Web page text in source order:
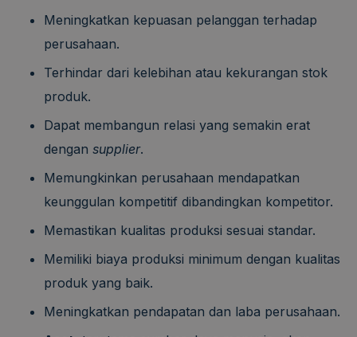
Meningkatkan kepuasan pelanggan terhadap
perusahaan.
Terhindar dari kelebihan atau kekurangan stok
produk.
Dapat membangun relasi yang semakin erat
dengan supplier.
Memungkinkan perusahaan mendapatkan
keunggulan kompetitif dibandingkan kompetitor.
Memastikan kualitas produksi sesuai standar.
Memiliki biaya produksi minimum dengan kualitas
produk yang baik.
Meningkatkan pendapatan dan laba perusahaan.